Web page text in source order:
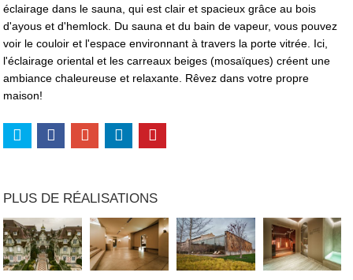
éclairage dans le sauna, qui est clair et spacieux grâce au bois
d'ayous et d'hemlock. Du sauna et du bain de vapeur, vous pouvez
voir le couloir et l'espace environnant à travers la porte vitrée. Ici,
l'éclairage oriental et les carreaux beiges (mosaïques) créent une
ambiance chaleureuse et relaxante. Rêvez dans votre propre
maison!
PLUS DE RÉALISATIONS